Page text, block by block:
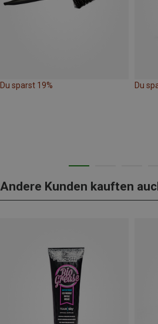
Du sparst 19% Du
Andere Kunden kauften